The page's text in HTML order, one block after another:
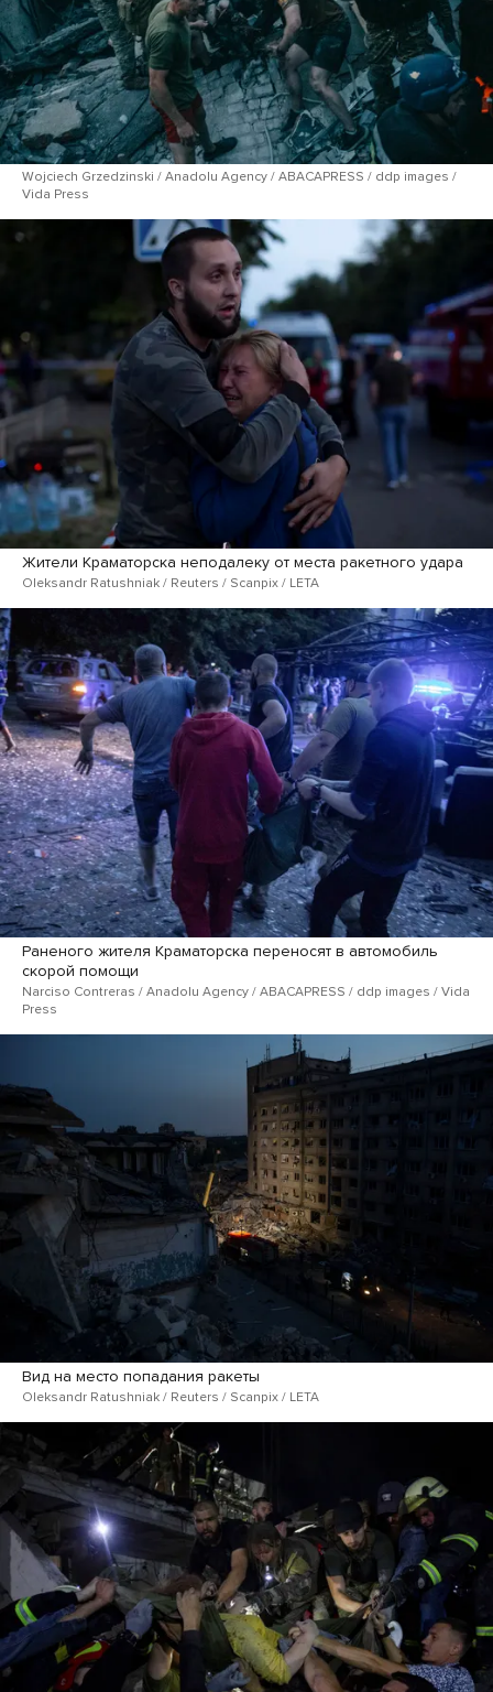
Wojciech Grzedzinski / Anadolu Agency / ABACAPRESS / ddp images /
Vida Press
Жители Краматорска неподалеку от места ракетного удара
Oleksandr Ratushniak / Reuters / Scanpix / LETA
Раненого жителя Краматорска переносят в автомобиль
скорой помощи
Narciso Contreras / Anadolu Agency / ABACAPRESS / ddp images / Vida
Press
Вид на место попадания ракеты
Oleksandr Ratushniak / Reuters / Scanpix / LETA